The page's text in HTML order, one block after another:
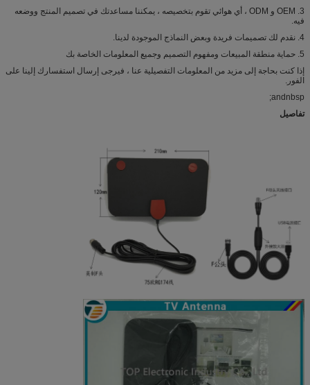
3. OEM و ODM ، أي هوائي تقوم بتخصيصه ، يمكننا مساعدتك في تصميم المنتج ووضعه
فيه.
4. نقدم لك تصميمات فريدة وبعض النماذج الموجودة لدينا.
5. حماية منطقة المبيعات ومفهوم التصميم وجميع المعلومات الخاصة بك
إذا كنت بحاجة إلى مزيد من المعلومات التفصيلية عنا ، فيرجى إرسال استفسارك إلينا على
الفور.
andnbsp;
تفاصيل